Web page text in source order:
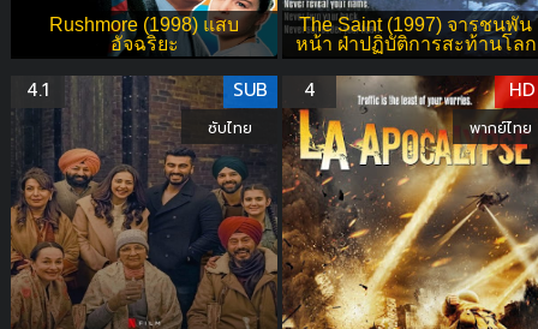
Rushmore (1998) แสบ
อัจฉริยะ
The Saint (1997) จารชนพัน
หน้า ฝ่าปฏิบัติการสะท้านโลก
4.1 SUB
ซับไทย
4 HD
พากย์ไทย